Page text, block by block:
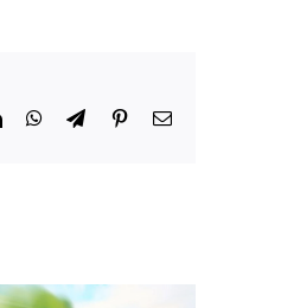
LinkedInWhatsApp
TelegramPinterest
E-